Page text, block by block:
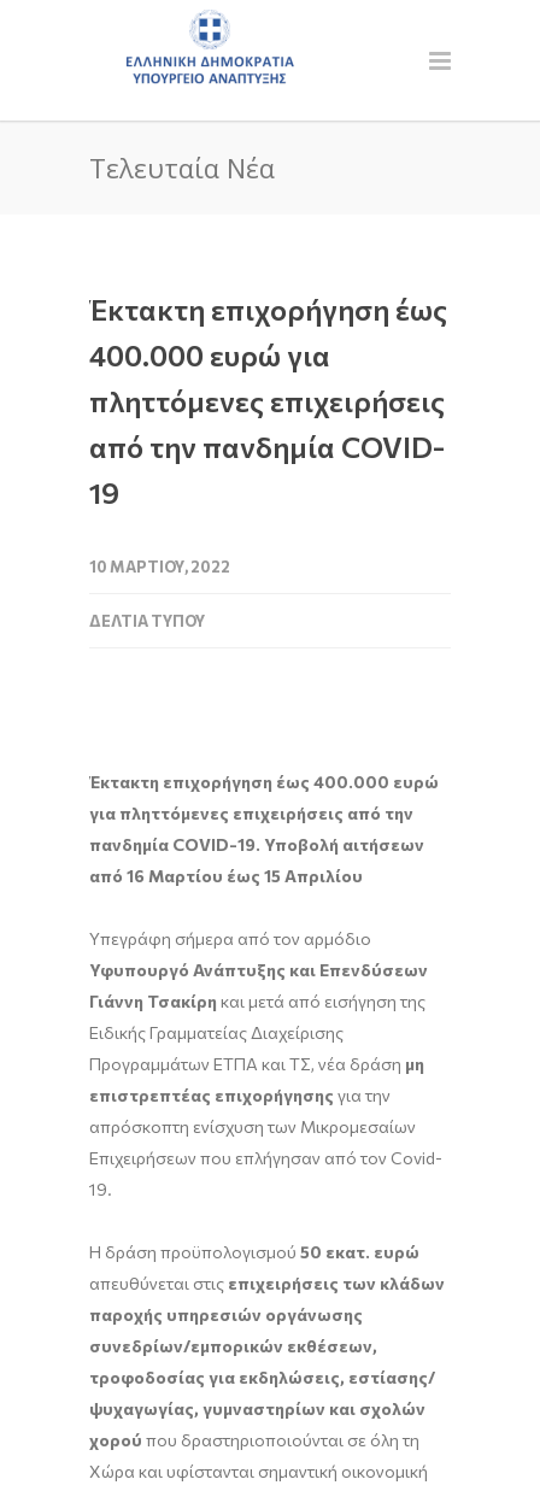
Τελευταία Νέα
Έκτακτη επιχορήγηση έως
400.000 ευρώ για
πληττόμενες επιχειρήσεις
από την πανδημία COVID-
19
10 ΜΑΡΤΊΟΥ, 2022
ΔΕΛΤΊΑ ΤΎΠΟΥ
Έκτακτη επιχορήγηση έως 400.000 ευρώ
για πληττόμενες επιχειρήσεις από την
πανδημία COVID-19. Υποβολή αιτήσεων
από 16 Μαρτίου έως 15 Απριλίου
Υπεγράφη σήμερα από τον αρμόδιο
Υφυπουργό Ανάπτυξης και Επενδύσεων
Γιάννη Τσακίρη και μετά από εισήγηση της
Ειδικής Γραμματείας Διαχείρισης
Προγραμμάτων ΕΤΠΑ και ΤΣ, νέα δράση μη
επιστρεπτέας επιχορήγησης για την
απρόσκοπτη ενίσχυση των Μικρομεσαίων
Επιχειρήσεων που επλήγησαν από τον Covid-
19.
Η δράση προϋπολογισμού 50 εκατ. ευρώ
απευθύνεται στις επιχειρήσεις των κλάδων
παροχής υπηρεσιών οργάνωσης
συνεδρίων/εμπορικών εκθέσεων,
τροφοδοσίας για εκδηλώσεις, εστίασης/
ψυχαγωγίας, γυμναστηρίων και σχολών
χορού που δραστηριοποιούνται σε όλη τη
Χώρα και υφίστανται σημαντική οικονομική